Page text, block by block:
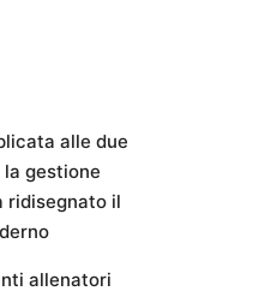
alle due
gestione
ridisegnato il
allenatori